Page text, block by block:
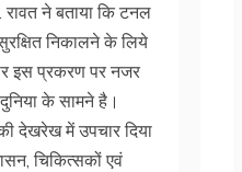
ने बताया कि टनल
निकालने के लिये
इस प्रकरण पर नजर
के सामने है।
देखरेख में उपचार दिया
चिकित्सकों एवं